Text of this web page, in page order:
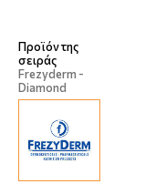
Προϊόν της
σειράς
Frezyderm -
Diamond